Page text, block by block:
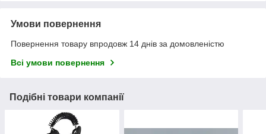
Умови повернення
Повернення товару впродовж 14 днів за домовленістю
Всі умови повернення
Подібні товари компанії